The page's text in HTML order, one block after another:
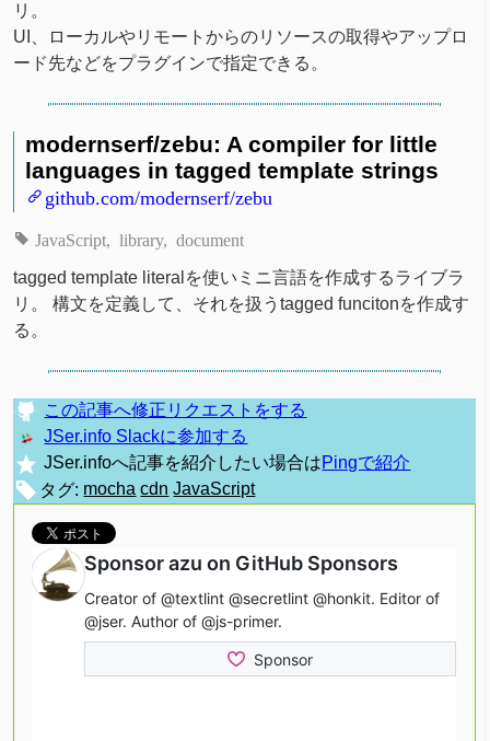
リ。
UI、ローカルやリモートからのリソースの取得やアップロ
ード先などをプラグインで指定できる。
modernserf/zebu: A compiler for little
languages in tagged template strings
github.com/modernserf/zebu
JavaScript library document
tagged template literalを使いミニ言語を作成するライブラ
リ。 構文を定義して、それを扱うtagged funcitonを作成す
る。
この記事へ修正リクエストをする
JSer.info Slackに参加する
JSer.infoへ記事を紹介したい場合はPingで紹介
タグ: mocha cdn JavaScript